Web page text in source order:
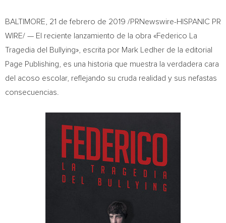
BALTIMORE , 21 de febrero de 2019 /PRNewswire-HISPANIC PR
WIRE/ — El reciente lanzamiento de la obra «Federico La
Tragedia del Bullying», escrita por Mark Ledher de la editorial
Page Publishing, es una historia que muestra la verdadera cara
del acoso escolar, reflejando su cruda realidad y sus nefastas
consecuencias.